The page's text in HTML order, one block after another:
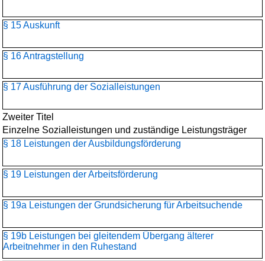
§ 15 Auskunft
§ 16 Antragstellung
§ 17 Ausführung der Sozialleistungen
Zweiter Titel
Einzelne Sozialleistungen und zuständige Leistungsträger
§ 18 Leistungen der Ausbildungsförderung
§ 19 Leistungen der Arbeitsförderung
§ 19a Leistungen der Grundsicherung für Arbeitsuchende
§ 19b Leistungen bei gleitendem Übergang älterer
Arbeitnehmer in den Ruhestand